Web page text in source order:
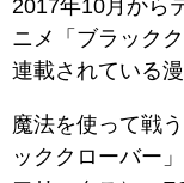
2017年10月から
ニメ「ブラック
連載されている
魔法を使って戦
ッククローバー